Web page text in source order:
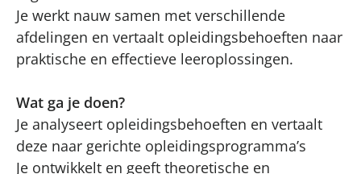
Je werkt nauw samen met verschillende
afdelingen en vertaalt opleidingsbehoeften naar
praktische en effectieve leeroplossingen.
Wat ga je doen?
Je analyseert opleidingsbehoeften en vertaalt
deze naar gerichte opleidingsprogramma’s
Je ontwikkelt en geeft theoretische en